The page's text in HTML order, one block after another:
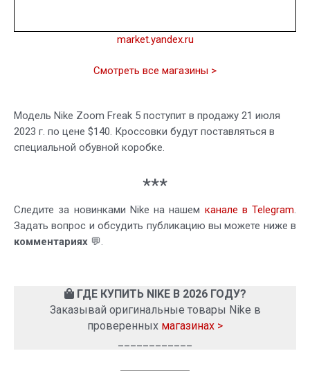
market.yandex.ru
Смотреть все магазины >
Модель Nike Zoom Freak 5 поступит в продажу 21 июля
2023 г. по цене $140. Кроссовки будут поставляться в
специальной обувной коробке.
***
Следите за новинками Nike на нашем канале в Telegram.
Задать вопрос и обсудить публикацию вы можете ниже в
комментариях 💬.
ГДЕ КУПИТЬ NIKE В 2026 ГОДУ?
Заказывай оригинальные товары Nike в
проверенных магазинах >